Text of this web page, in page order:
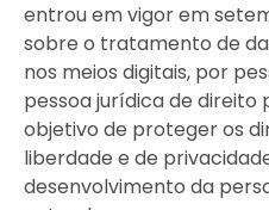
entrou em vigor em
sobre o tratamento de
nos meios digitais, por
pessoa jurídica de direito
objetivo de proteger os
liberdade e de
desenvolvimento da